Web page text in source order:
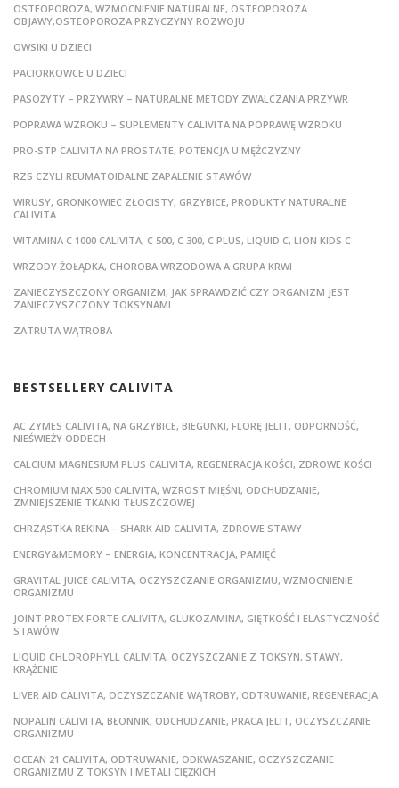
OSTEOPOROZA, WZMOCNIENIE NATURALNE, OSTEOPOROZA
OBJAWY,OSTEOPOROZA PRZYCZYNY ROZWOJU
OWSIKI U DZIECI
PACIORKOWCE U DZIECI
PASOŻYTY – PRZYWRY – NATURALNE METODY ZWALCZANIA PRZYWR
POPRAWA WZROKU – SUPLEMENTY CALIVITA NA POPRAWĘ WZROKU
PRO-STP CALIVITA NA PROSTATE, POTENCJA U MĘŻCZYZNY
RZS CZYLI REUMATOIDALNE ZAPALENIE STAWÓW
WIRUSY, GRONKOWIEC ZŁOCISTY, GRZYBICE, PRODUKTY NATURALNE
CALIVITA
WITAMINA C 1000 CALIVITA, C 500, C 300, C PLUS, LIQUID C, LION KIDS C
WRZODY ŻOŁĄDKA, CHOROBA WRZODOWA A GRUPA KRWI
ZANIECZYSZCZONY ORGANIZM, JAK SPRAWDZIĆ CZY ORGANIZM JEST
ZANIECZYSZCZONY TOKSYNAMI
ZATRUTA WĄTROBA
BESTSELLERY CALIVITA
AC ZYMES CALIVITA, NA GRZYBICE, BIEGUNKI, FLORĘ JELIT, ODPORNOŚĆ,
NIEŚWIEŻY ODDECH
CALCIUM MAGNESIUM PLUS CALIVITA, REGENERACJA KOŚCI, ZDROWE KOŚCI
CHROMIUM MAX 500 CALIVITA, WZROST MIĘŚNI, ODCHUDZANIE,
ZMNIEJSZENIE TKANKI TŁUSZCZOWEJ
CHRZĄSTKA REKINA – SHARK AID CALIVITA, ZDROWE STAWY
ENERGY&MEMORY – ENERGIA, KONCENTRACJA, PAMIĘĆ
GRAVITAL JUICE CALIVITA, OCZYSZCZANIE ORGANIZMU, WZMOCNIENIE
ORGANIZMU
JOINT PROTEX FORTE CALIVITA, GLUKOZAMINA, GIĘTKOŚĆ I ELASTYCZNOŚĆ
STAWÓW
LIQUID CHLOROPHYLL CALIVITA, OCZYSZCZANIE Z TOKSYN, STAWY,
KRĄŻENIE
LIVER AID CALIVITA, OCZYSZCZANIE WĄTROBY, ODTRUWANIE, REGENERACJA
NOPALIN CALIVITA, BŁONNIK, ODCHUDZANIE, PRACA JELIT, OCZYSZCZANIE
ORGANIZMU
OCEAN 21 CALIVITA, ODTRUWANIE, ODKWASZANIE, OCZYSZCZANIE
ORGANIZMU Z TOKSYN I METALI CIĘŻKICH